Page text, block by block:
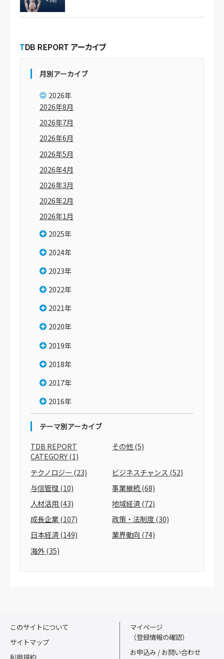
月別アーカイブ
2026年
2026年8月
2026年7月
2026年6月
2026年5月
2026年4月
2026年3月
2026年2月
2026年1月
2025年
2024年
2023年
2022年
2021年
2020年
2019年
2018年
2017年
2016年
テーマ別アーカイブ
TDB REPORT
CATEGORY(1)
その他(5)
テクノロジー (23) ビジネスチャンス (52)
与信管理(10) 事業継続(68)
人材活用(43) 地域経済(72)
成長企業(107) 政策・法制度(30)
日本経済(149) 業界動向 (74)
海外(35)
このサイトについて
サイトマップ
利用規約
マイページ
（登録情報の確認）
お申込み / お問い合わせ